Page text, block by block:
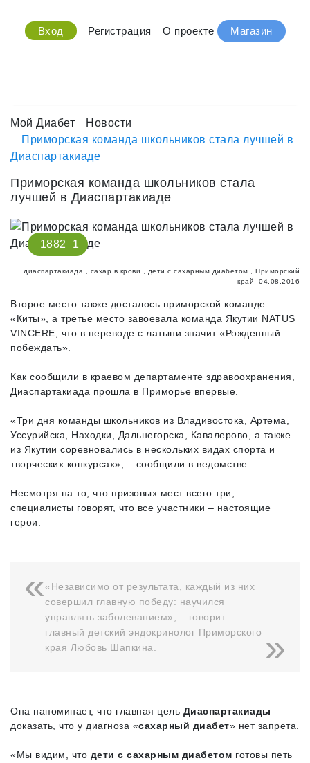
Вход Регистрация О проекте Магазин
Мой Диабет
Новости
Приморская команда школьников стала лучшей в
Диаспартакиаде
Приморская команда школьников стала
лучшей в Диаспартакиаде
1882 1
диаспартакиада сахар в крови дети с сахарным диабетом
Приморский
край
04.08.2016
Второе место также досталось приморской команде
«Киты», а третье место завоевала команда Якутии NATUS
VINCERE, что в переводе с латыни значит «Рожденный
побеждать».
Как сообщили в краевом департаменте здравоохранения,
Диаспартакиада прошла в Приморье впервые.
«Три дня команды школьников из Владивостока, Артема,
Уссурийска, Находки, Дальнегорска, Кавалерово, а также
из Якутии соревновались в нескольких видах спорта и
творческих конкурсах», – сообщили в ведомстве.
Несмотря на то, что призовых мест всего три,
специалисты говорят, что все участники – настоящие
герои.
«Независимо от результата, каждый из них
совершил главную победу: научился
управлять заболеванием», – говорит
главный детский эндокринолог Приморского
края Любовь Шапкина.
Она напоминает, что главная цель Диаспартакиады –
доказать, что у диагноза «сахарный диабет» нет запрета.
«Мы видим, что дети с сахарным диабетом готовы петь